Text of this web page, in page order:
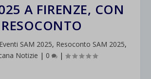
A FIRENZE, CON
RESOCONTO
Eventi SAM 2025, Resoconto SAM 2025,
Notizie | 0 |